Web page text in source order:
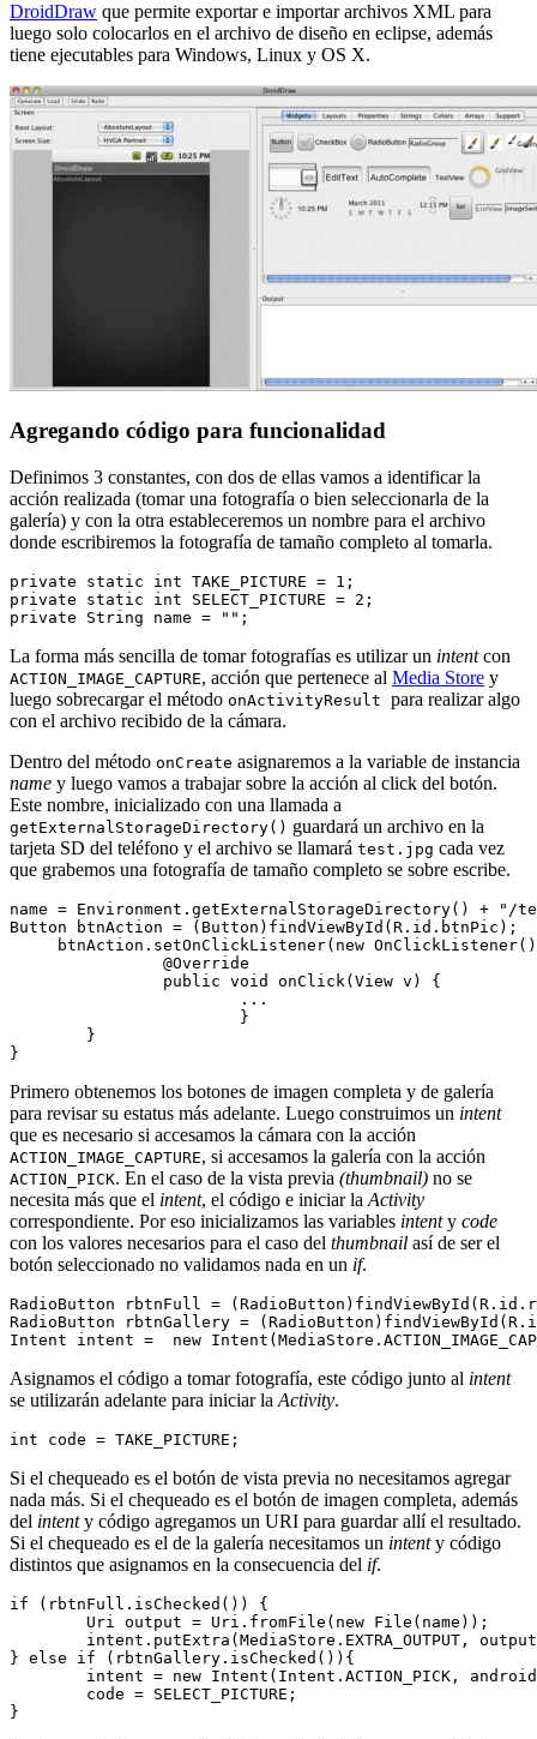
DroidDraw que permite exportar e importar archivos XML para
luego solo colocarlos en el archivo de diseño en eclipse, además
tiene ejecutables para Windows, Linux y OS X.
Agregando código para funcionalidad
Definimos 3 constantes, con dos de ellas vamos a identificar la
acción realizada (tomar una fotografía o bien seleccionarla de la
galería) y con la otra estableceremos un nombre para el archivo
donde escribiremos la fotografía de tamaño completo al tomarla.
private static int TAKE_PICTURE = 1;
private static int SELECT_PICTURE = 2;
La forma más sencilla de tomar fotografías es utilizar un intentcon
ACTION_IMAGE_CAPTURE, acción que pertenece al Media Store y
luego sobrecargar el método onActivityResult para realizar algo
con el archivo recibido de la cámara.
Dentro del método onCreate asignaremos a la variable de instancia
name y luego vamos a trabajar sobre la acción al click del botón.
Este nombre, inicializado con una llamada a
getExternalStorageDirectory() guardará un archivo en la
tarjeta SD del teléfono y el archivo se llamará test.jpg cada vez
que grabemos una fotografía de tamaño completo se sobre escribe.
name = Environment.getExternalStorageDirectory() + "/
Button btnAction = (Button)findViewById(R.id.btnPic);
btnAction.setOnClickListener(new
Primero obtenemos los botones de imagen completa y de galería
para revisar su estatus más adelante. Luego construimos un intent
que es necesario si accesamos la cámara con la acción
ACTION_IMAGE_CAPTURE, si accesamos la galería con la acción
ACTION_PICK. En el caso de la vista previa (thumbnail) no se
necesita más que el intent, el código e iniciar la Activity
correspondiente. Por eso inicializamos las variables intenty code
con los valores necesarios para el caso del thumbnail así de ser el
botón seleccionado no validamos nada en un if.
RadioButton rbtnFull =
RadioButton rbtnGallery =
Asignamos el código a tomar fotografía, este código junto al intent
se utilizarán adelante para iniciar la Activity.
Si el chequeado es el botón de vista previa no necesitamos agregar
nada más. Si el chequeado es el botón de imagen completa, además
del intenty código agregamos un URI para guardar allí el resultado.
Si el chequeado es el de la galería necesitamos un intenty código
distintos que asignamos en la consecuencia del if.
if (rbtnFull.isChecked()) {
} else if (rbtnGallery.isChecked()){